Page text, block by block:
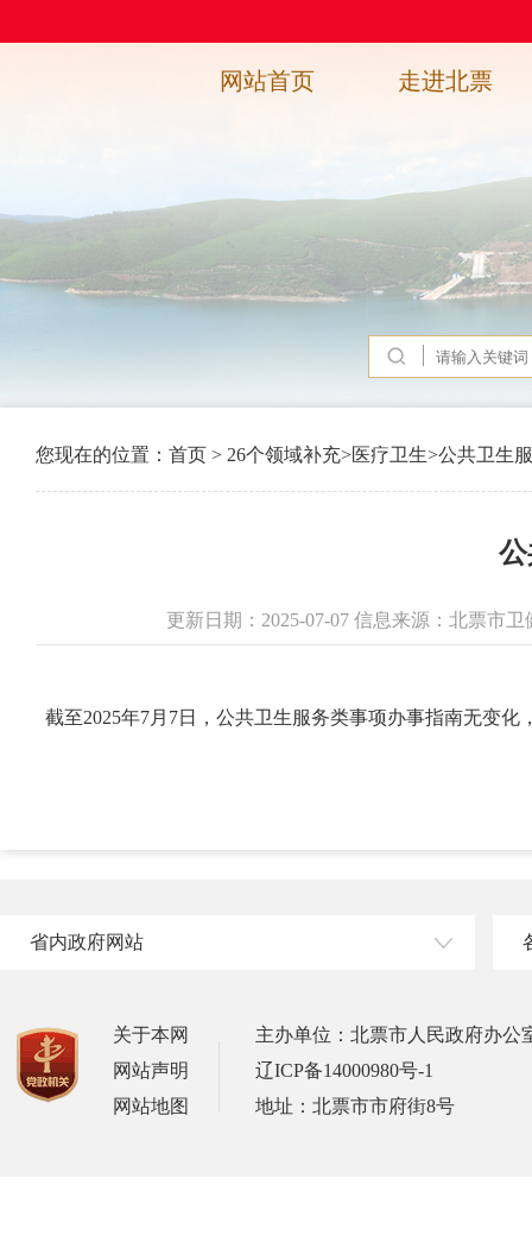
网站首页 走进北票
您现在的位置： 首页 > 26个领域补充>医疗卫生>公共卫生
更新日期：2025-07-07 信息来源：北票市
截至2025年7月7日，公共卫生服务类事项办事指南无变
省内政府网站
关于本网
网站声明
网站地图
主办单位：北票市人民政府办公
辽ICP备14000980号-1
地址：北票市市府街8号